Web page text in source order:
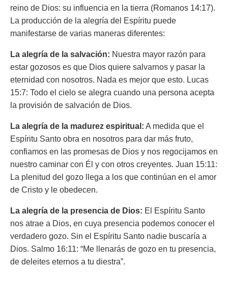
reino de Dios: su influencia en la tierra (Romanos 14:17).
La producción de la alegría del Espíritu puede
manifestarse de varias maneras diferentes:
La alegría de la salvación: Nuestra mayor razón para
estar gozosos es que Dios quiere salvarnos y pasar la
eternidad con nosotros. Nada es mejor que esto. Lucas
15:7: Todo el cielo se alegra cuando una persona acepta
la provisión de salvación de Dios.
La alegría de la madurez espiritual: A medida que el
Espíritu Santo obra en nosotros para dar más fruto,
confiamos en las promesas de Dios y nos regocijamos en
nuestro caminar con Él y con otros creyentes. Juan 15:11:
La plenitud del gozo llega a los que continúan en el amor
de Cristo y le obedecen.
La alegría de la presencia de Dios: El Espíritu Santo
nos atrae a Dios, en cuya presencia podemos conocer el
verdadero gozo. Sin el Espíritu Santo nadie buscaría a
Dios. Salmo 16:11: “Me llenarás de gozo en tu presencia,
de deleites eternos a tu diestra”.